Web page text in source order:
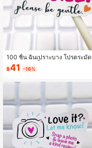
100 ชิ้น ฉันเปราะบาง โปรดระมัด
สติกเกอร์ 2 นิ้ว สติกเกอร์ขอบคุณ,
กอร์ทำด้วยมือ, สติกเกอร์ร้านค้าเล็
ล็ก, ผู้ค้าปลีกออนไลน์, สินค้าทำด้ว
฿41 -16%